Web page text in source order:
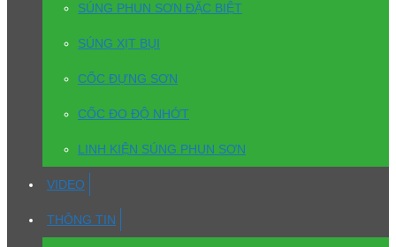
SÚNG PHUN SƠN ĐẶC BIỆT
SÚNG XỊT BỤI
CỐC ĐỰNG SƠN
CỐC ĐO ĐỘ NHỚT
LINH KIỆN SÚNG PHUN SƠN
VIDEO
THÔNG TIN